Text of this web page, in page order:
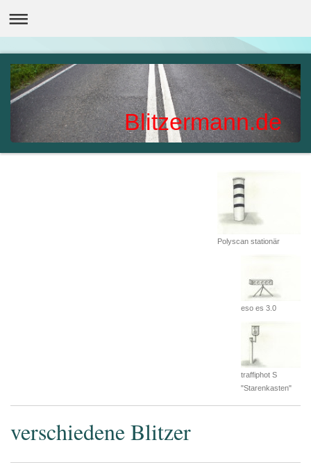
Blitzermann.de
Polyscan stationär
eso es 3.0
traffiphot S
"Starenkasten"
verschiedene Blitzer